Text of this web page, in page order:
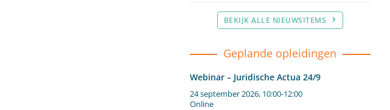
BEKIJK ALLE NIEUWSITEMS
Geplande opleidingen
Webinar – Juridische Actua 24/9
24 september 2026, 10:00-12:00
Online